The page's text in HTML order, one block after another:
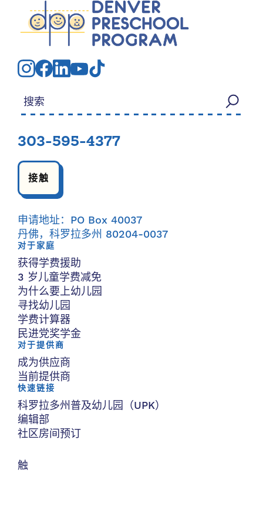
搜索：
303-595-4377
接触
申请地址：PO Box 40037
丹佛，科罗拉多州 80204-0037
对于家庭
获得学费援助
3 岁儿童学费减免
为什么要上幼儿园
寻找幼儿园
学费计算器
民进党奖学金
对于提供商
成为供应商
当前提供商
快速链接
科罗拉多州普及幼儿园（UPK）
编辑部
社区房间预订
触